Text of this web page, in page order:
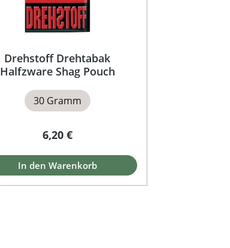
Drehstoff Drehtabak
Halfzware Shag Pouch
30 Gramm
Regulärer Preis:
6,20 €
In den Warenkorb